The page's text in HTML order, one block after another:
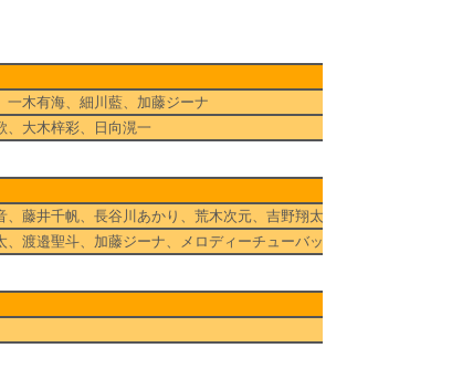
木有海、細川藍、加藤ジーナ
、大木梓彩、日向滉一
藤井千帆、長谷川あかり、荒木次元、吉野翔太
渡邉聖斗、加藤ジーナ、メロディーチューバック、ミッチェルベ